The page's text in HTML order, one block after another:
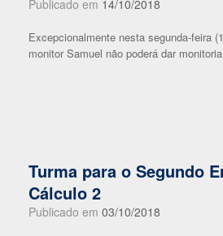
Publicado em 14/10/2018
Excepcionalmente nesta segunda-feira
monitor Samuel não poderá dar
Turma para o Segundo
Cálculo 2
Publicado em 03/10/2018